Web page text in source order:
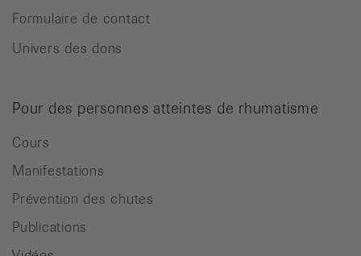
Formulaire de contact
Univers des dons
Pour des personnes atteintes de rhumatisme
Cours
Manifestations
Prévention des chutes
Publications